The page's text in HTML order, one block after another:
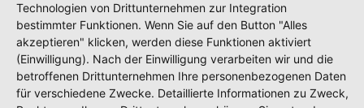
Technologien von Drittunternehmen zur Integration
bestimmter Funktionen. Wenn Sie auf den Button "Alles
akzeptieren" klicken, werden diese Funktionen aktiviert
(Einwilligung). Nach der Einwilligung verarbeiten wir und die
betroffenen Drittunternehmen Ihre personenbezogenen Daten
für verschiedene Zwecke. Detaillierte Informationen zu Zweck,